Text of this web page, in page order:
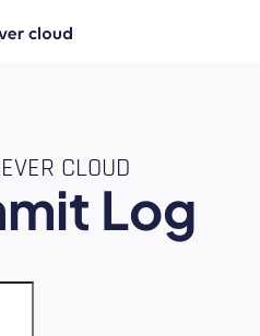
CLOUD
Log